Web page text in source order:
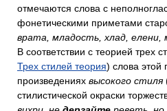
отмечаются слова с
фонетическими приметами
врата, младость, хлад, елени,
В соответствии с теорией трех
Трех стилей теория) слова этой
произведениях высокого стиля
стилистической окраски